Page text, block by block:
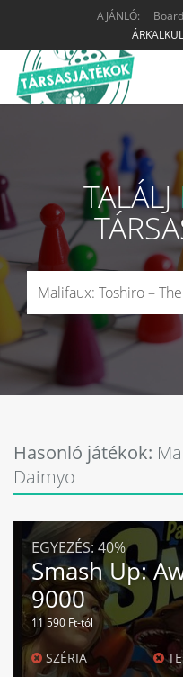
AJÁNLÓ:
TALÁLJ
Hasonló játékok:
Daimyo
EGYEZÉS: 40%
Smash Up:
9000
11 590 Ft-tól
SZÉRIA